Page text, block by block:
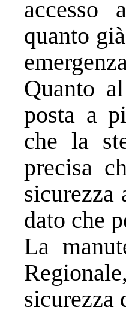
accesso
quanto
Quanto
posta a
che la
precisa
sicurezza
dato che
La
sicurezza